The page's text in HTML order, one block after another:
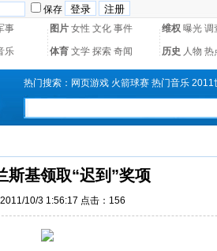
保存
事 图片 女性 文化 事件 维权 曝光 调
乐 体育 文学 探索 奇闻 历史 人物 热
热门搜索： 网页游戏 火箭球赛 热门音乐 2011
斯基领取“迟到”奖项
10/3 1:56:17 点击： 156